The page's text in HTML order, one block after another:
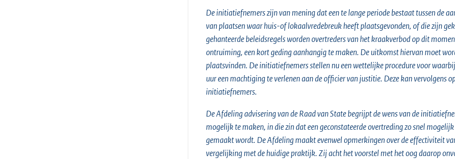
De initiatiefnemers zijn van mening dat een te lange periode bestaat tussen de
van plaatsen waar huis-of lokaalvredebreuk heeft plaatsgevonden, of die zijn
gehanteerde beleidsregels worden overtreders van het kraakverbod op dit
ontruiming, een kort geding aanhangig te maken. De uitkomst hiervan moet
plaatsvinden. De initiatiefnemers stellen nu een wettelijke procedure voor
uur een machtiging te verlenen aan de officier van justitie. Deze kan vervolgens
initiatiefnemers.
De Afdeling advisering van de Raad van State begrijpt de wens van de
mogelijk te maken, in die zin dat een geconstateerde overtreding zo snel
gemaakt wordt. De Afdeling maakt evenwel opmerkingen over de effectiviteit
vergelijking met de huidige praktijk. Zij acht het voorstel met het oog daarop